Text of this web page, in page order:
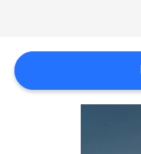
PLAN
DU